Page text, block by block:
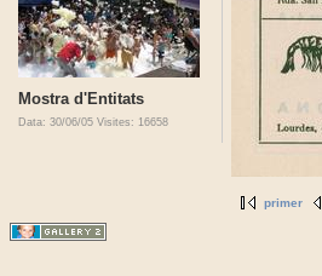
Mostra d'Entitats
Data: 30/06/05 Visites: 16658
primer